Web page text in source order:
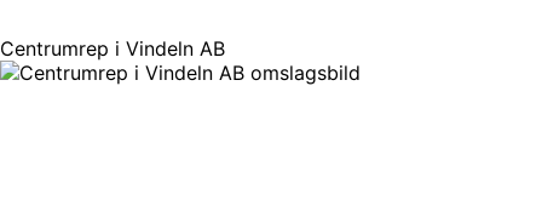
Centrumrep i Vindeln AB